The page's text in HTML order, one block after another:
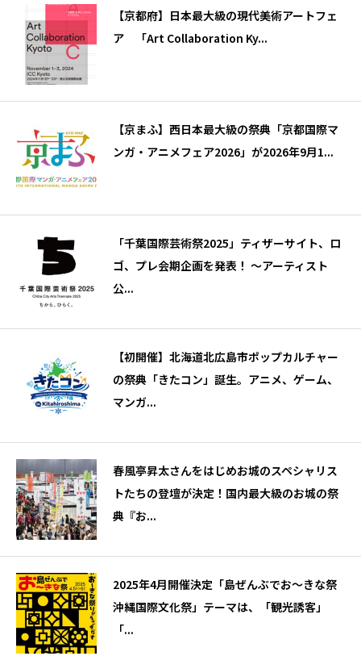
【京都府】日本最大級の現代美術アートフェ
ア 「Art Collaboration Ky...
【京まふ】西日本最大級の祭典「京都国際マ
ンガ・アニメフェア2026」が2026年9月1...
「千葉国際芸術祭2025」ティザーサイト、ロ
ゴ、プレ会期企画を発表！ 〜アーティスト
公...
【初開催】北海道北広島市ポップカルチャー
の祭典「きたコン」誕生。アニメ、ゲーム、
マンガ...
春風亭昇太さんをはじめお城のスペシャリス
トたちの登壇が決定！国内最大級のお城の祭
典『お...
2025年4月開催決定「島ぜんぶでお〜きな祭
沖縄国際文化祭」テーマは、「観光誘客」
「...